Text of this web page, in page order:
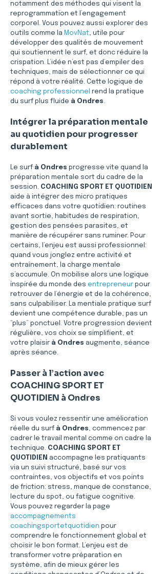
notamment des méthodes qui visent la
reprogrammation et l’engagement
corporel. Vous pouvez aussi explorer des
outils comme la MovNat, utile pour
développer des qualités de mouvement
qui soutiennent le surf, et donc réduire la
crispation. L’idée n’est pas d’empiler des
techniques, mais de sélectionner ce qui
répond à votre réalité. Cette logique de
coaching professionnel rend la pratique
du surf plus fluide à Ondres.
Intégrer la préparation mentale
au quotidien pour progresser
durablement
Le surf à Ondres progresse vite quand la
préparation mentale sort du cadre de la
session. COACHING SPORT ET QUOTIDIEN
aide à intégrer des micro pratiques
efficaces dans votre quotidien: routines
avant sortie, habitudes de respiration,
gestion des pensées parasites, et
manière de récupérer sans ruminer. Pour
certains, l’enjeu est aussi professionnel:
quand vous jonglez entre activité et
entraînement, la charge mentale
s’accumule. On mobilise alors une logique
inspirée du monde des entrepreneur pour
retrouver de l’énergie et de la cohérence,
sans culpabiliser. La mentiale pratique surf
devient une compétence durable, pas un
“plus” ponctuel. Votre progression devient
régulière, vos choix se simplifient, et
votre plaisir à Ondres augmente, séance
après séance.
Passer à l’action avec
COACHING SPORT ET
QUOTIDIEN à Ondres
Si vous voulez ressentir une amélioration
réelle du surf à Ondres, commencez par
cadrer le travail mental comme on cadre la
technique. COACHING SPORT ET
QUOTIDIEN accompagne les pratiquants
via un suivi structuré, basé sur vos
contraintes, vos objectifs et vos points
de friction: stress, manque de constance,
lecture du spot, ou fatigue cognitive.
Vous pouvez regarder la page
accompagnements
coachingsportetquotidien pour
comprendre le fonctionnement global et
choisir le bon format. L’enjeu est de
transformer votre préparation en
système, afin de mieux gérer les